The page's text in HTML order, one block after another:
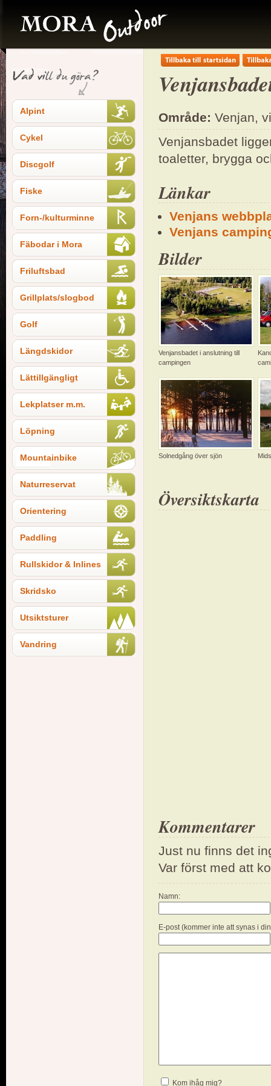
Alpint
Cykel
Discgolf
Fiske
Forn-/kulturminne
Fäbodar i Mora
Friluftsbad
Grillplats/slogbod
Golf
Längdskidor
Lättillgängligt
Lekplatser m.m.
Löpning
Mountainbike
Naturreservat
Orientering
Paddling
Rullskidor & Inlines
Skridsko
Utsiktsturer
Vandring
Område: Venjan,
Venjansbadet
toaletter, brygga
Länkar
Venjans
Venjans
Bilder
Venjansbadet i anslutning till
campingen
Solnedgång över sjön
Översiktskarta
Kommentarer
Just nu finns det
Var först med att
Namn:
E-post (kommer inte att synas i
Kom ihåg mig?